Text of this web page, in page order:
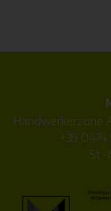
Handwerkerzone
· +39
St.-